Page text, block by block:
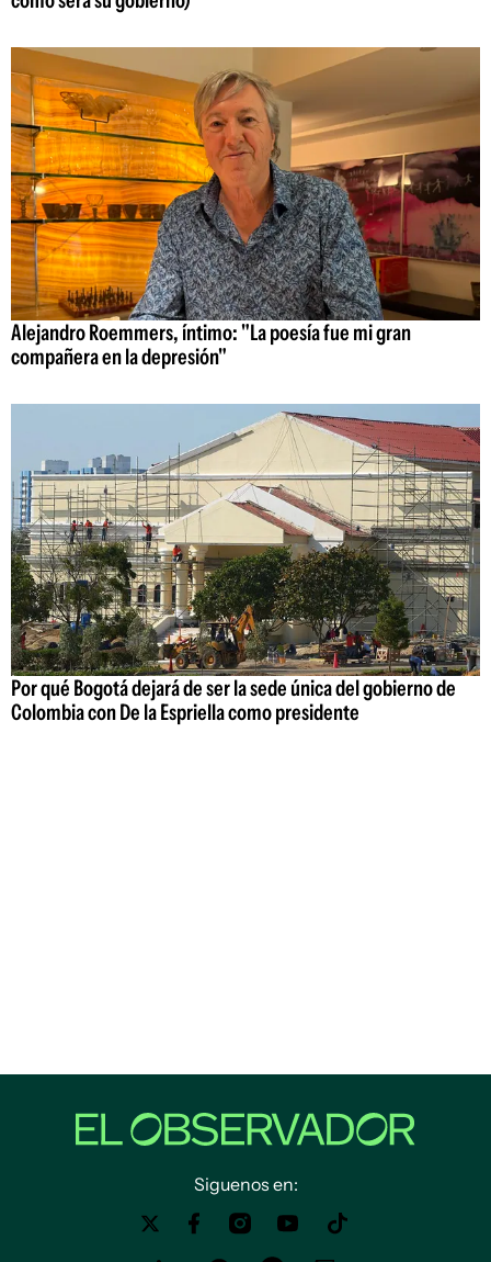
Alejandro Roemmers, íntimo: "La poesía fue mi gran
compañera en la depresión"
Por qué Bogotá dejará de ser la sede única del gobierno de
Colombia con De la Espriella como presidente
Siguenos en: